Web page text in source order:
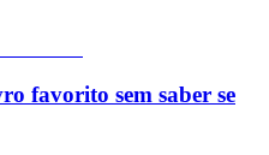
favorito sem saber se